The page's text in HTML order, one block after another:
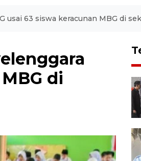
usai 63 siswa keracunan MBG di
di